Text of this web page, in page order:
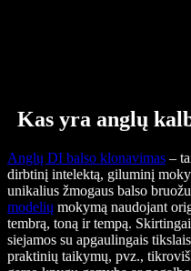
Kas yra anglų
Anglų DI balso klonavimas –
dirbtinį intelektą, giluminį
unikalius žmogaus balso
modelių mokymą naudojant
tembrą, toną ir tempą.
siejamos su apgaulingais
praktinių taikymų, pvz.,